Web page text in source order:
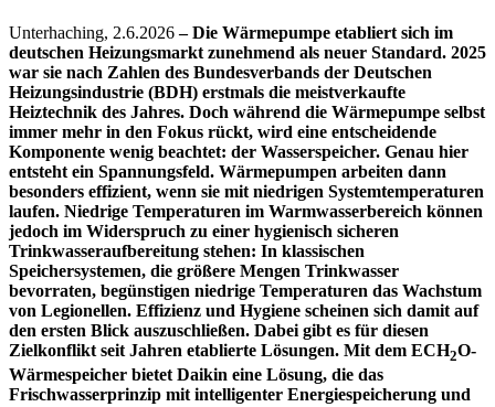
Unterhaching, 2.6.2026– Die Wärmepumpe etabliert sich im
deutschen Heizungsmarkt zunehmend als neuer Standard. 2025
war sie nach Zahlen des Bundesverbands der Deutschen
Heizungsindustrie (BDH) erstmals die meistverkaufte
Heiztechnik des Jahres. Doch während die Wärmepumpe selbst
immer mehr in den Fokus rückt, wird eine entscheidende
Komponente wenig beachtet: der Wasserspeicher. Genau hier
entsteht ein Spannungsfeld. Wärmepumpen arbeiten dann
besonders effizient, wenn sie mit niedrigen Systemtemperaturen
laufen. Niedrige Temperaturen im Warmwasserbereich können
jedoch im Widerspruch zu einer hygienisch sicheren
Trinkwasseraufbereitung stehen: In klassischen
Speichersystemen, die größere Mengen Trinkwasser
bevorraten, begünstigen niedrige Temperaturen das Wachstum
von Legionellen. Effizienz und Hygiene scheinen sich damit auf
den ersten Blick auszuschließen. Dabei gibt es für diesen
Zielkonflikt seit Jahren etablierte Lösungen. Mit dem ECH2O-
Wärmespeicher bietet Daikin eine Lösung, die das
Frischwasserprinzip mit intelligenter Energiespeicherung und